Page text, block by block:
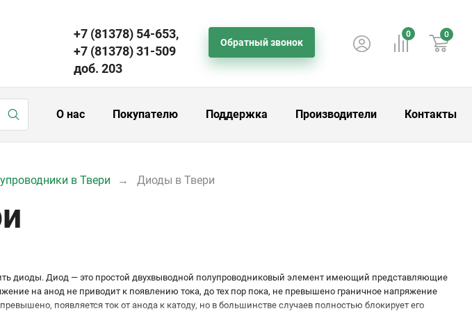
+7 (81378) 54-653,
+7 (81378) 31-509
доб. 203
Обратный звонок
0 0
О нас Покупателю Поддержка Производители Контакты
в Твери Диоды в Твери
диоды. Диод — это простой двухвыводной полупроводниковый элемент имеющий представляющие
на анод не приводит к появлению тока, до тех пор пока, не превышено граничное напряжение
появляется ток от анода к катоду, но в большинстве случаев полностью блокирует его